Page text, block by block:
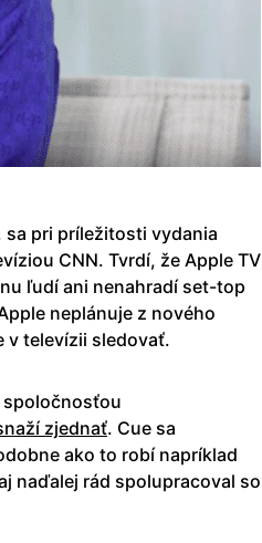
pri príležitosti vydania
CNN. Tvrdí, že Apple TV
ľudí ani nenahradí set-top
neplánuje z nového
v televízii sledovať.
spoločnosťou
zjednať. Cue sa
ako to robí napríklad
naďalej rád spolupracoval so